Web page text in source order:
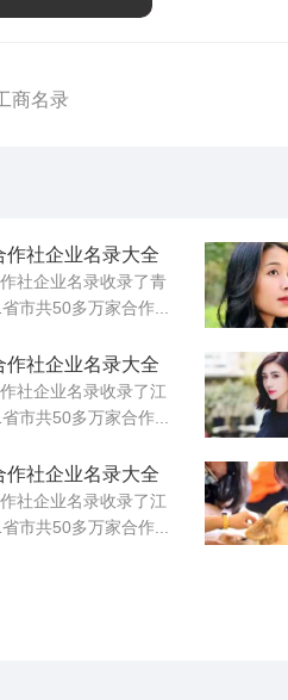
商名录
作社企业名录大全
社企业名录收录了青
市共50多万家合作...
作社企业名录大全
社企业名录收录了江
市共50多万家合作...
作社企业名录大全
社企业名录收录了江
市共50多万家合作...